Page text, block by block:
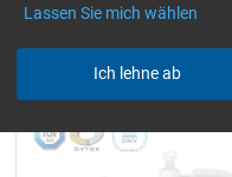
Lassen Sie mich wählen
Ich lehne ab